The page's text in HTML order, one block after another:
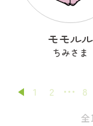
モモルル
ちみさま
1 2 8